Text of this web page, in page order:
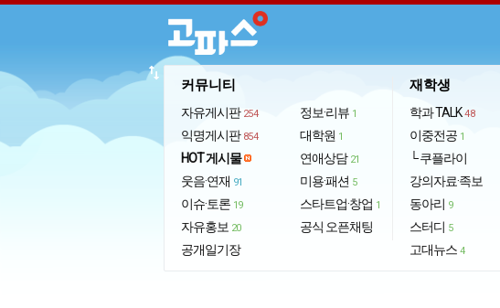
커뮤니티
자유게시판 254
익명게시판 854
HOT 게시물
웃음·연재 91
이슈·토론 19
자유홍보 20
공개일기장
정보·리뷰 1
대학원 1
연애상담 21
미용·패션 5
스타트업·창업 1
공식 오픈채팅
재학생
학과 TALK 48
이중전공 1
└ 쿠플라이
강의자료·족보
동아리 9
스터디 5
고대뉴스 4
import_export